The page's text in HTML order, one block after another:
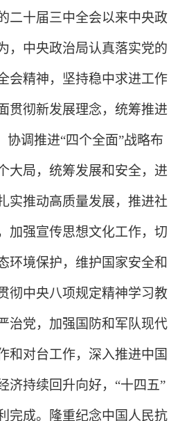
十届三中全会以来中央政
，中央政治局认真落实党的
会精神，坚持稳中求进工作
贯彻新发展理念，统筹推进
协调推进“四个全面”战略布
大局，统筹发展和安全，进
实推动高质量发展，推进社
加强宣传思想文化工作，切
环境保护，维护国家安全和
彻中央八项规定精神学习教
治党，加强国防和军队现代
和对台工作，深入推进中国
济持续回升向好，“十四五”
完成。隆重纪念中国人民抗